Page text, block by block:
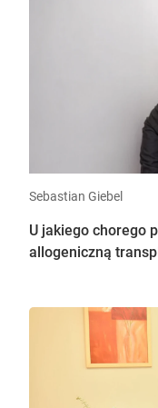
Sebastian Giebel
U jakiego chorego
allogeniczną